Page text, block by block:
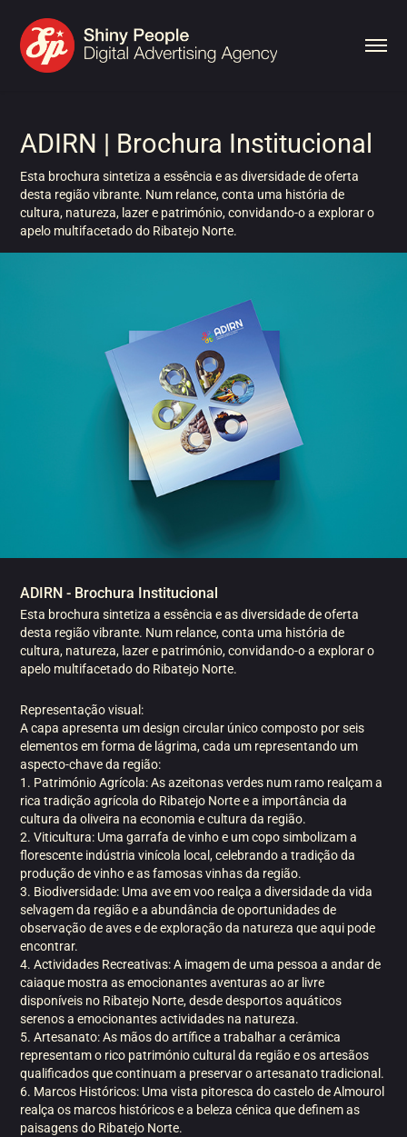
ADIRN | Brochura Institucional
Esta brochura sintetiza a essência e as diversidade de oferta
desta região vibrante. Num relance, conta uma história de
cultura, natureza, lazer e património, convidando-o a explorar o
apelo multifacetado do Ribatejo Norte.
ADIRN - Brochura Institucional
Esta brochura sintetiza a essência e as diversidade de oferta
desta região vibrante. Num relance, conta uma história de
cultura, natureza, lazer e património, convidando-o a explorar o
apelo multifacetado do Ribatejo Norte.
Representação visual:
A capa apresenta um design circular único composto por seis
elementos em forma de lágrima, cada um representando um
aspecto-chave da região:
1. Património Agrícola: As azeitonas verdes num ramo realçam a
rica tradição agrícola do Ribatejo Norte e a importância da
cultura da oliveira na economia e cultura da região.
2. Viticultura: Uma garrafa de vinho e um copo simbolizam a
florescente indústria vinícola local, celebrando a tradição da
produção de vinho e as famosas vinhas da região.
3. Biodiversidade: Uma ave em voo realça a diversidade da vida
selvagem da região e a abundância de oportunidades de
observação de aves e de exploração da natureza que aqui pode
encontrar.
4. Actividades Recreativas: A imagem de uma pessoa a andar de
caiaque mostra as emocionantes aventuras ao ar livre
disponíveis no Ribatejo Norte, desde desportos aquáticos
serenos a emocionantes actividades na natureza.
5. Artesanato: As mãos do artífice a trabalhar a cerâmica
representam o rico património cultural da região e os artesãos
qualificados que continuam a preservar o artesanato tradicional.
6. Marcos Históricos: Uma vista pitoresca do castelo de Almourol
realça os marcos históricos e a beleza cénica que definem as
paisagens do Ribatejo Norte.